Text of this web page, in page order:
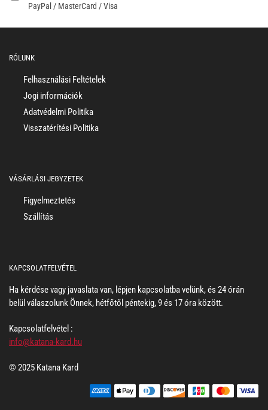
PayPal / MasterCard / Visa
RÓLUNK
Felhasználási Feltételek
Jogi információk
Adatvédelmi Politika
Visszatérítési Politika
VÁSÁRLÁSI JEGYZETEK
Figyelmeztetés
Szállítás
KAPCSOLATFELVÉTEL
Ha kérdése vagy javaslata van, lépjen kapcsolatba velünk, és 24 órán
belül válaszolunk Önnek, hétfőtől péntekig, 9 és 17 óra között.
Kapcsolatfelvétel :
info@katana-kard.hu
© 2025 Katana Kard